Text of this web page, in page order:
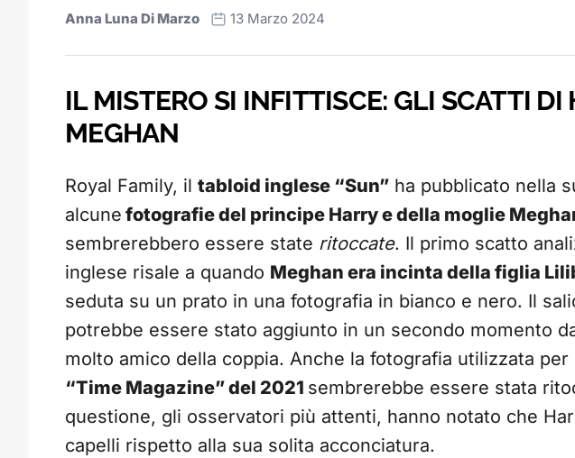
Anna Luna Di Marzo 13 Marzo 2024
IL MISTERO SI INFITTISCE: GLI SCATTI DI
MEGHAN
Royal Family, il tabloid inglese “Sun” ha pubblicato nella
alcune fotografie del principe Harry e della moglie
sembrerebbero essere state ritoccate. Il primo scatto
inglese risale a quando Meghan era incinta della figlia
seduta su un prato in una fotografia in bianco e nero. Il
potrebbe essere stato aggiunto in un secondo momento
molto amico della coppia. Anche la fotografia utilizzata per
“Time Magazine” del 2021 sembrerebbe essere stata
questione, gli osservatori più attenti, hanno notato che
capelli rispetto alla sua solita acconciatura.